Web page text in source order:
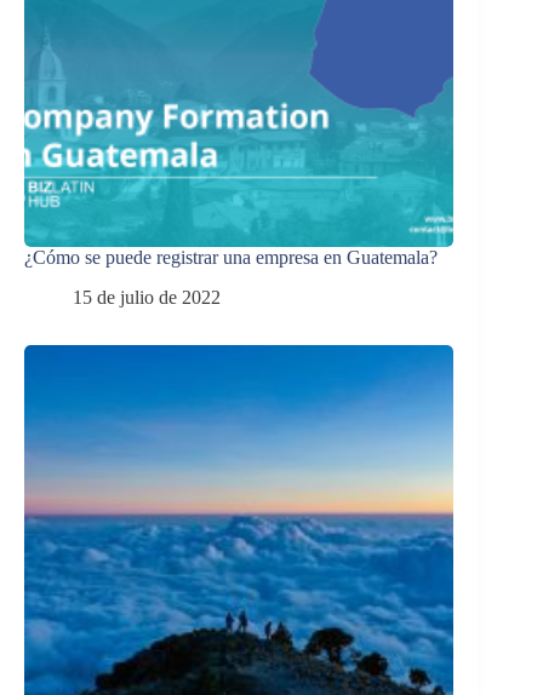
¿Cómo se puede registrar una empresa en Guatemala?
15 de julio de 2022